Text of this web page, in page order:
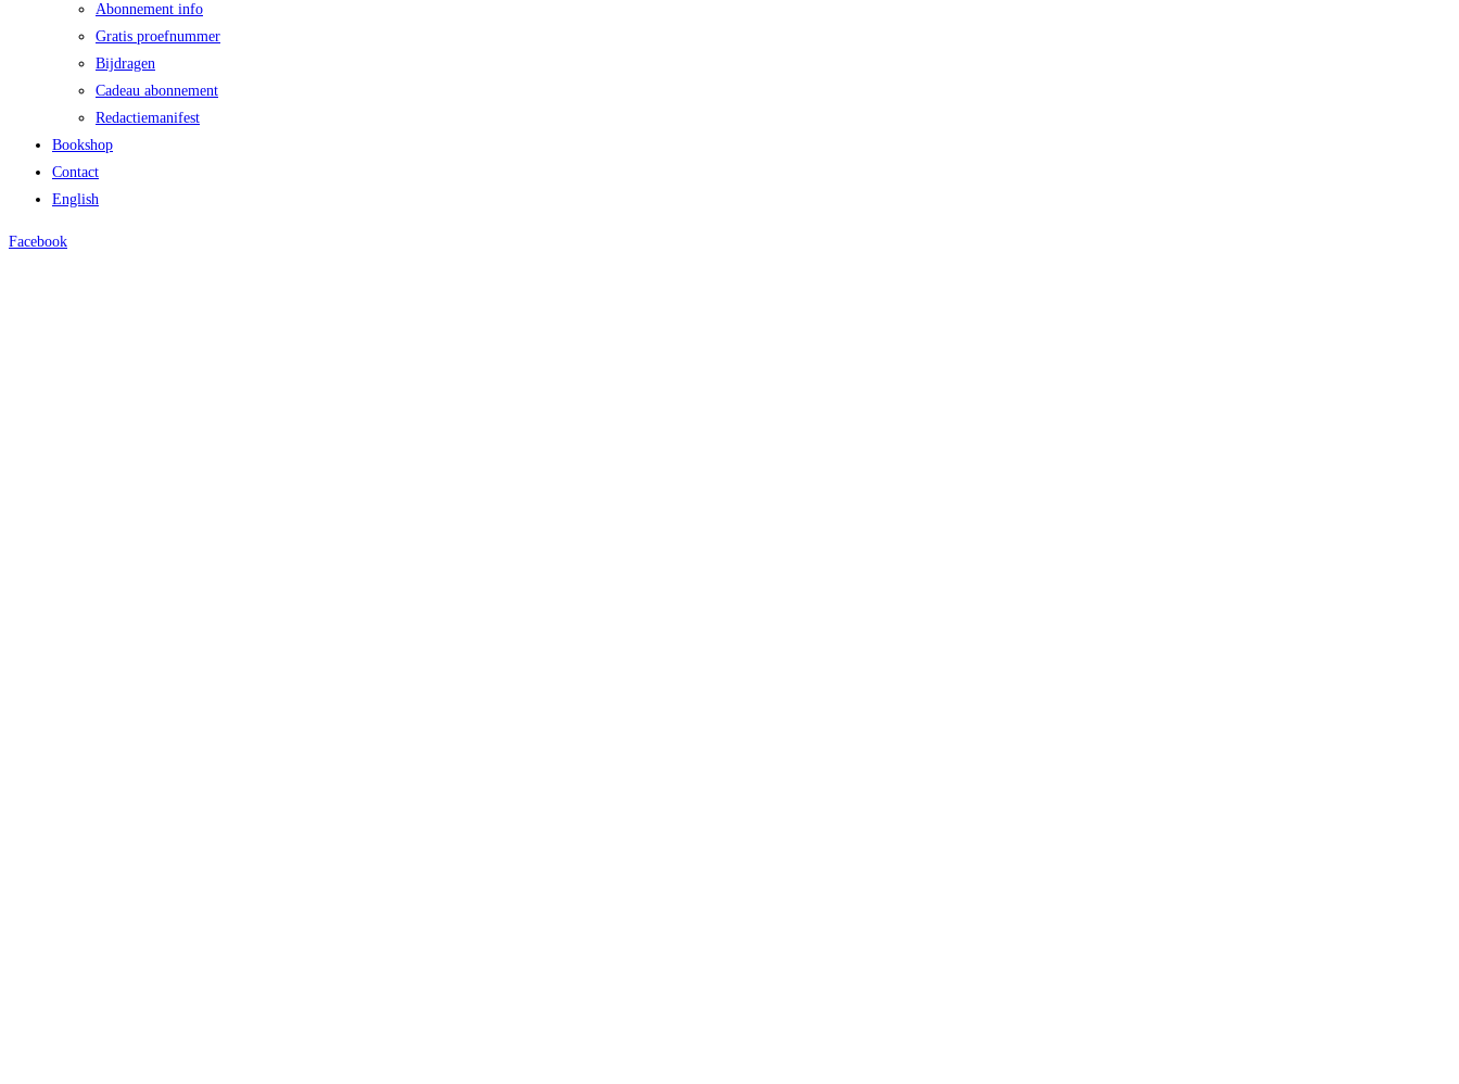
Abonnement info
Gratis proefnummer
Bijdragen
Cadeau abonnement
Redactiemanifest
Bookshop
Contact
English
Facebook